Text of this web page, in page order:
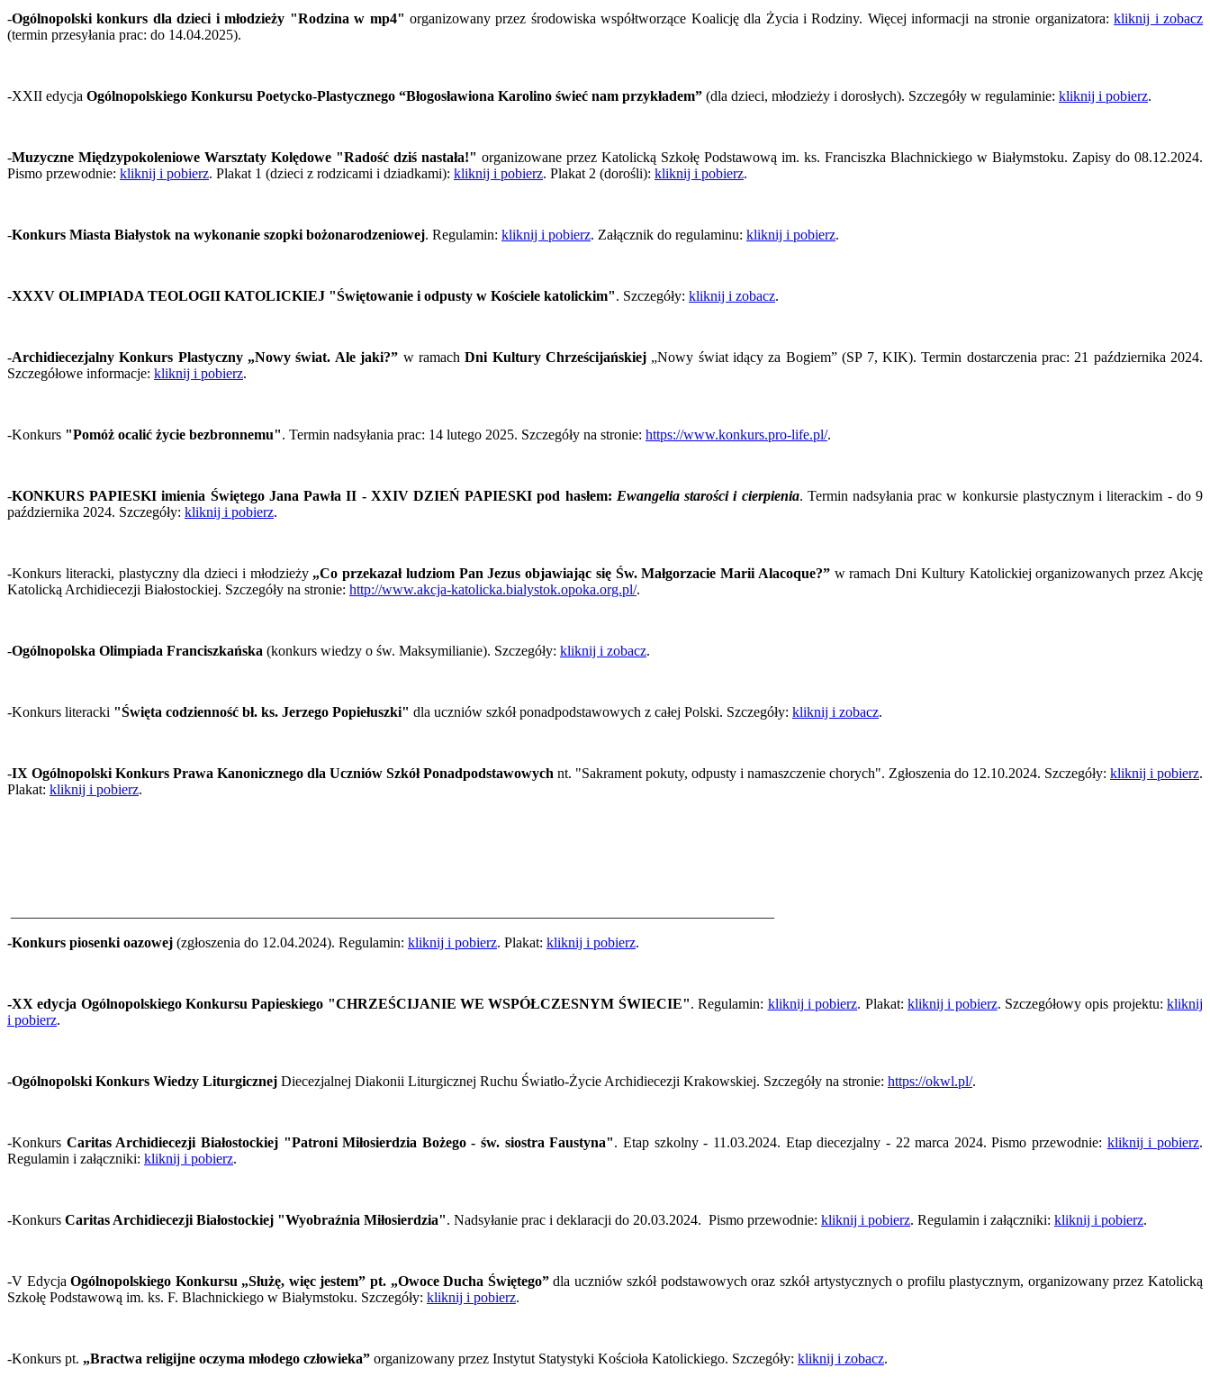
-Ogólnopolski konkurs dla dzieci i młodzieży "Rodzina w mp4" organizowany przez środowiska współtworzące Koalicję dla Życia i Rodziny. Więcej informacji na stronie organizatora:kliknij i zobacz
(termin przesyłania prac: do 14.04.2025).
-XXII edycja Ogólnopolskiego Konkursu Poetycko-Plastycznego “Błogosławiona Karolino świeć nam przykładem” (dla dzieci, młodzieży i dorosłych). Szczegóły w regulaminie: kliknij i pobierz.
-Muzyczne Międzypokoleniowe Warsztaty Kolędowe "Radość dziś nastała!" organizowane przez Katolicką Szkołę Podstawową im. ks. Franciszka Blachnickiego w Białymstoku. Zapisy do 08.12.2024.
Pismo przewodnie: kliknij i pobierz. Plakat 1 (dzieci z rodzicami i dziadkami): kliknij i pobierz. Plakat 2 (dorośli): kliknij i pobierz.
-Konkurs Miasta Białystok na wykonanie szopki bożonarodzeniowej. Regulamin: kliknij i pobierz. Załącznik do regulaminu: kliknij i pobierz.
-XXXV OLIMPIADA TEOLOGII KATOLICKIEJ "Świętowanie i odpusty w Kościele katolickim". Szczegóły: kliknij i zobacz.
-Archidiecezjalny Konkurs Plastyczny „Nowy świat. Ale jaki?” w ramachDni Kultury Chrześcijańskiej „Nowy świat idący za Bogiem” (SP 7, KIK). Termin dostarczenia prac: 21 października 2024.
Szczegółowe informacje: kliknij i pobierz.
-Konkurs "Pomóż ocalić życie bezbronnemu". Termin nadsyłania prac: 14 lutego 2025. Szczegóły na stronie: https://www.konkurs.pro-life.pl/.
-KONKURS PAPIESKI imienia Świętego Jana Pawła II - XXIV DZIEŃ PAPIESKI pod hasłem: Ewangelia starości i cierpienia. Termin nadsyłania prac w konkursie plastycznym i literackim - do 9
października 2024. Szczegóły: kliknij i pobierz.
-Konkurs literacki, plastyczny dla dzieci i młodzieży „Co przekazał ludziom Pan Jezus objawiając się Św. Małgorzacie Marii Alacoque?”w ramach Dni Kultury Katolickiej organizowanych przez Akcję
Katolicką Archidiecezji Białostockiej. Szczegóły na stronie: http://www.akcja-katolicka.bialystok.opoka.org.pl/.
-Ogólnopolska Olimpiada Franciszkańska (konkurs wiedzy o św. Maksymilianie). Szczegóły: kliknij i zobacz.
-Konkurs literacki "Święta codzienność bł. ks. Jerzego Popiełuszki" dla uczniów szkół ponadpodstawowych z całej Polski. Szczegóły: kliknij i zobacz.
-IX Ogólnopolski Konkurs Prawa Kanonicznego dla Uczniów Szkół Ponadpodstawowych nt. "Sakrament pokuty, odpusty i namaszczenie chorych". Zgłoszenia do 12.10.2024. Szczegóły: kliknij i pobierz.
Plakat: kliknij i pobierz.
-Konkurs piosenki oazowej (zgłoszenia do 12.04.2024). Regulamin: kliknij i pobierz. Plakat: kliknij i pobierz.
-XX edycja Ogólnopolskiego Konkursu Papieskiego "CHRZEŚCIJANIE WE WSPÓŁCZESNYM ŚWIECIE". Regulamin: kliknij i pobierz. Plakat: kliknij i pobierz. Szczegółowy opis projektu:kliknij
i pobierz.
-Ogólnopolski Konkurs Wiedzy Liturgicznej Diecezjalnej Diakonii Liturgicznej Ruchu Światło-Życie Archidiecezji Krakowskiej. Szczegóły na stronie: https://okwl.pl/.
-Konkurs Caritas Archidiecezji Białostockiej "Patroni Miłosierdzia Bożego - św. siostra Faustyna". Etap szkolny - 11.03.2024. Etap diecezjalny - 22 marca 2024. Pismo przewodnie: kliknij i pobierz.
Regulamin i załączniki: kliknij i pobierz.
-Konkurs Caritas Archidiecezji Białostockiej "Wyobraźnia Miłosierdzia". Nadsyłanie prac i deklaracji do 20.03.2024. Pismo przewodnie: kliknij i pobierz. Regulamin i załączniki: kliknij i pobierz.
-V EdycjaOgólnopolskiego Konkursu „Służę, więc jestem” pt. „Owoce Ducha Świętego”dla uczniów szkół podstawowych oraz szkół artystycznych o profilu plastycznym, organizowany przez Katolicką
Szkołę Podstawową im. ks. F. Blachnickiego w Białymstoku. Szczegóły: kliknij i pobierz.
-Konkurs pt. „Bractwa religijne oczyma młodego człowieka” organizowany przez Instytut Statystyki Kościoła Katolickiego. Szczegóły: kliknij i zobacz.